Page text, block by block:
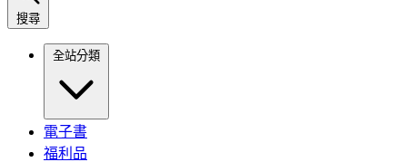
搜尋
全站分類
電子書
福利品